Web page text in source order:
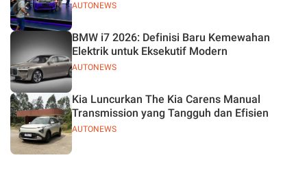
AUTONEWS
AUTONEWS
BMW i7 2026: Definisi Baru Kemewahan
Elektrik untuk Eksekutif Modern
AUTONEWS
Kia Luncurkan The Kia Carens Manual
Transmission yang Tangguh dan Efisien